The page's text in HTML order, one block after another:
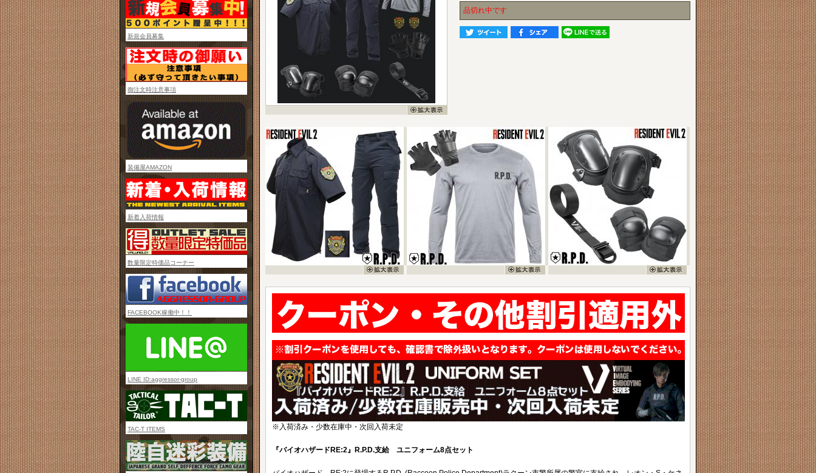
品切れ中です
※入荷済み・少数在庫中・次回入荷未定
『バイオハザードRE:2』R.P.D.支給 ユニフォーム8点セット
新規会員募集
御注文時注意事項
装備屋AMAZON
新着入荷情報
数量限定特価品コーナー
FACEBOOK稼働中！！
LINE ID:aggressor-group
TAC-T ITEMS